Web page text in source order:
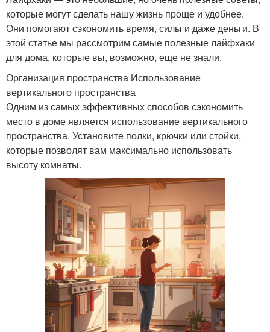
которые могут сделать нашу жизнь проще и удобнее.
Они помогают сэкономить время, силы и даже деньги. В
этой статье мы рассмотрим самые полезные лайфхаки
для дома, которые вы, возможно, еще не знали.
Организация пространства Использование
вертикального пространства
Одним из самых эффективных способов сэкономить
место в доме является использование вертикального
пространства. Установите полки, крючки или стойки,
которые позволят вам максимально использовать
высоту комнаты.